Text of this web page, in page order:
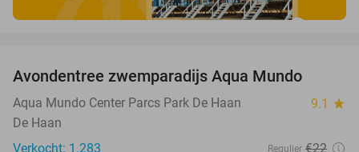
Avondentree zwemparadijs Aqua Mundo
Aqua Mundo Center Parcs Park De Haan 9.1 star
De Haan
Verkocht: 1.283
Regulier €22